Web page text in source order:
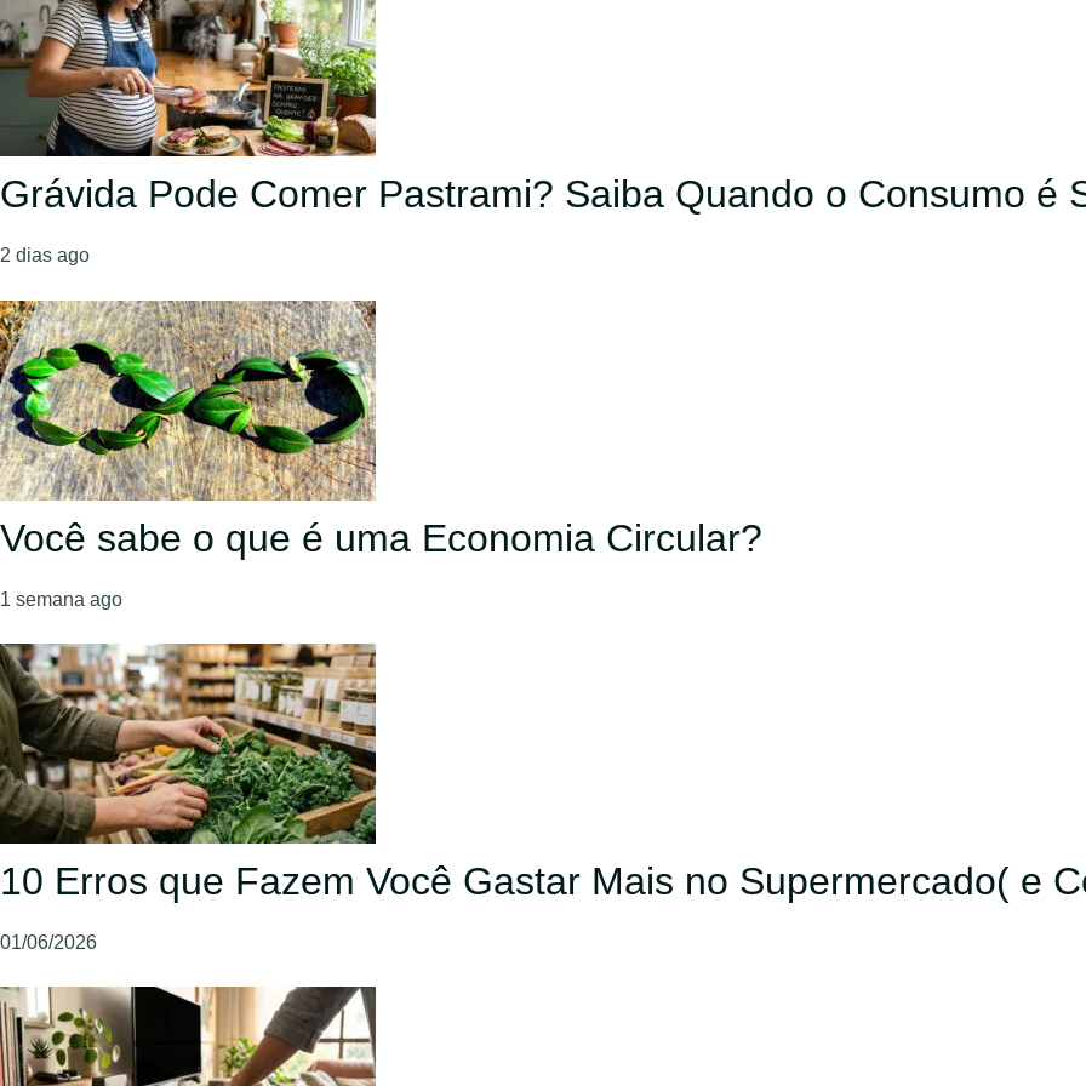
Grávida Pode Comer Pastrami? Saiba Quando o Consumo é
2 dias ago
Você sabe o que é uma Economia Circular?
1 semana ago
10 Erros que Fazem Você Gastar Mais no Supermercado( e
01/06/2026